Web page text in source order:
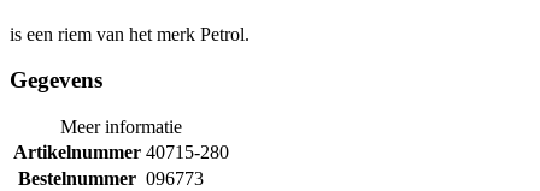
is een riem van het merk Petrol.
Gegevens
Meer informatie
Artikelnummer 40715-280
Bestelnummer 096773